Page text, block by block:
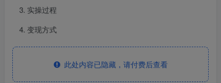
实操过程
变现方式
此处内容已隐藏，请付费后查看